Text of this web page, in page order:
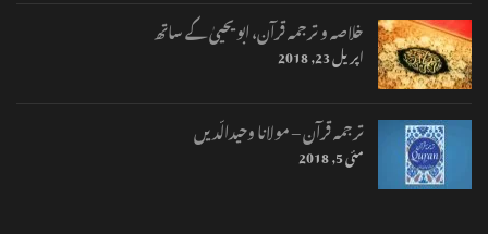
خلاصہ و ترجمہ قرآن، ابو یحییٰ کے ساتھ
اپریل 23, 2018
ترجمہ قرآن – مولانا وحیدالّدیں
مئی 5, 2018